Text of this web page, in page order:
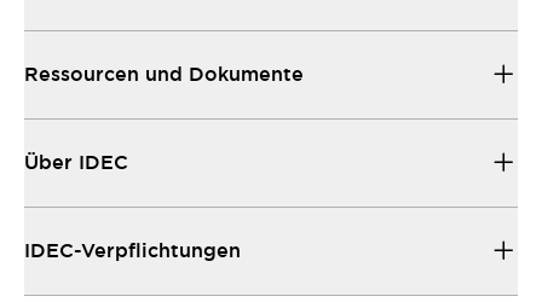
Ressourcen und Dokumente
Über IDEC
IDEC-Verpflichtungen